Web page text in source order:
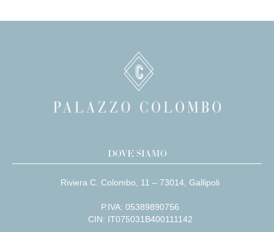
DOVE SIAMO
Riviera C. Colombo, 11 – 73014, Gallipoli
P.IVA: 05389890756
CIN: IT075031B400111142